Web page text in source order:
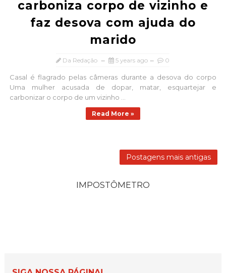
carboniza corpo de vizinho e
faz desova com ajuda do
marido
Da Redação 5 years ago 0
Casal é flagrado pelas câmeras durante a desova do corpo
Uma mulher acusada de dopar, matar, esquartejar e
carbonizar o corpo de um vizinho ...
Read More »
Postagens mais antigas
IMPOSTÔMETRO